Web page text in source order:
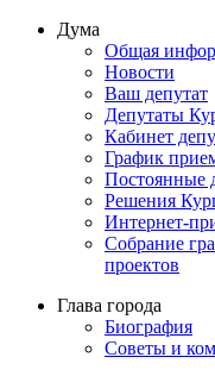
Дума
Общая
Новости
Ваш депутат
Депутаты
Кабинет
График
Постоянные
Решения
Интернет-
Собрание
проектов
Глава города
Биография
Советы и